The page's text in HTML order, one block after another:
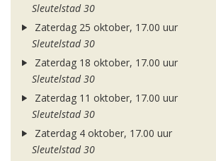
Sleutelstad 30
Zaterdag 25 oktober, 17.00 uur
Sleutelstad 30
Zaterdag 18 oktober, 17.00 uur
Sleutelstad 30
Zaterdag 11 oktober, 17.00 uur
Sleutelstad 30
Zaterdag 4 oktober, 17.00 uur
Sleutelstad 30